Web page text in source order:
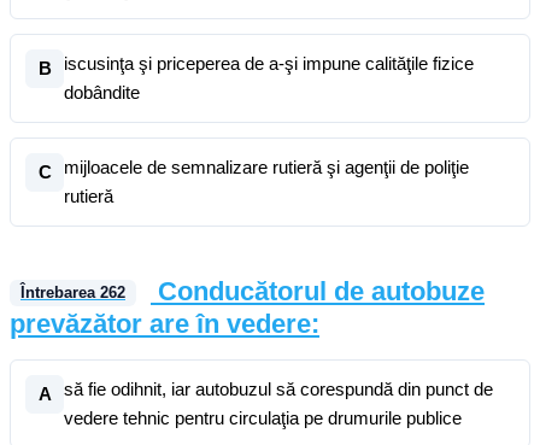
B
iscusinţa şi priceperea de a-şi impune calităţile fizice
dobândite
C
mijloacele de semnalizare rutieră şi agenţii de poliţie
rutieră
Întrebarea 262
Conducătorul de autobuze
prevăzător are în vedere:
A
să fie odihnit, iar autobuzul să corespundă din punct de
vedere tehnic pentru circulaţia pe drumurile publice